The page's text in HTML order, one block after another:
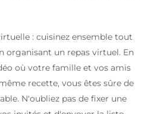
: cuisinez ensemble tout
organisant un repas virtuel. En
où votre famille et vos amis
recette, vous êtes sûre de
N'oubliez pas de fixer une